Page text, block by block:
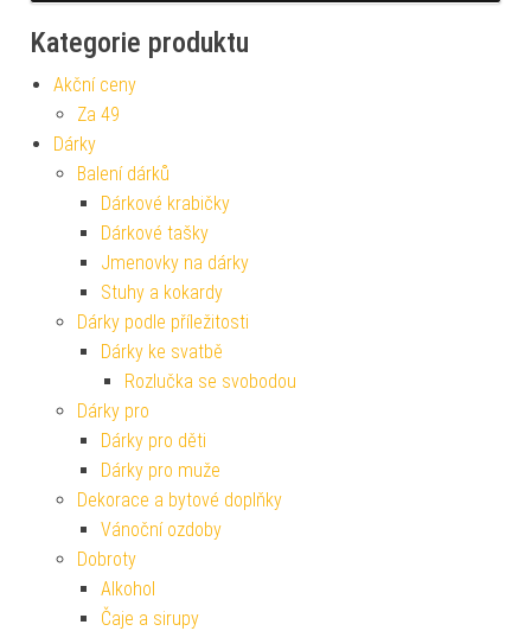
Kategorie produktu
Akční ceny
Za 49
Dárky
Balení dárků
Dárkové krabičky
Dárkové tašky
Jmenovky na dárky
Stuhy a kokardy
Dárky podle příležitosti
Dárky ke svatbě
Rozlučka se svobodou
Dárky pro
Dárky pro děti
Dárky pro muže
Dekorace a bytové doplňky
Vánoční ozdoby
Dobroty
Alkohol
Čaje a sirupy